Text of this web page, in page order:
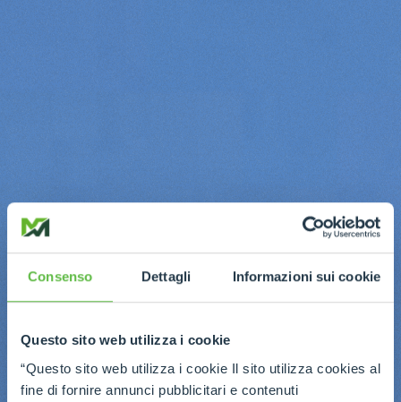
Consenso Dettagli Informazioni sui cookie
Questo sito web utilizza i cookie
“Questo sito web utilizza i cookie Il sito utilizza cookies al
fine di fornire annunci pubblicitari e contenuti